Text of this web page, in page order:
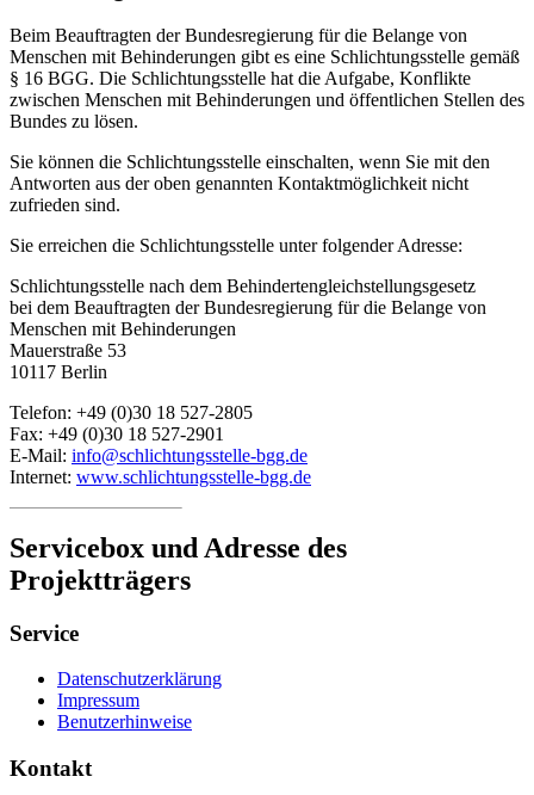
Beim Beauftragten der Bundesregierung für die Belange von
Menschen mit Behinderungen gibt es eine Schlichtungsstelle gemäß
§ 16 BGG. Die Schlichtungsstelle hat die Aufgabe, Konflikte
zwischen Menschen mit Behinderungen und öffentlichen Stellen des
Bundes zu lösen.
Sie können die Schlichtungsstelle einschalten, wenn Sie mit den
Antworten aus der oben genannten Kontaktmöglichkeit nicht
zufrieden sind.
Sie erreichen die Schlichtungsstelle unter folgender Adresse:
Schlichtungsstelle nach dem Behindertengleichstellungsgesetz
bei dem Beauftragten der Bundesregierung für die Belange von
Menschen mit Behinderungen
Mauerstraße 53
10117 Berlin
Telefon: +49 (0)30 18 527-2805
Fax: +49 (0)30 18 527-2901
E-Mail: info@schlichtungsstelle-bgg.de
Internet: www.schlichtungsstelle-bgg.de
Servicebox und Adresse des
Projektträgers
Service
Datenschutzerklärung
Impressum
Benutzerhinweise
Kontakt